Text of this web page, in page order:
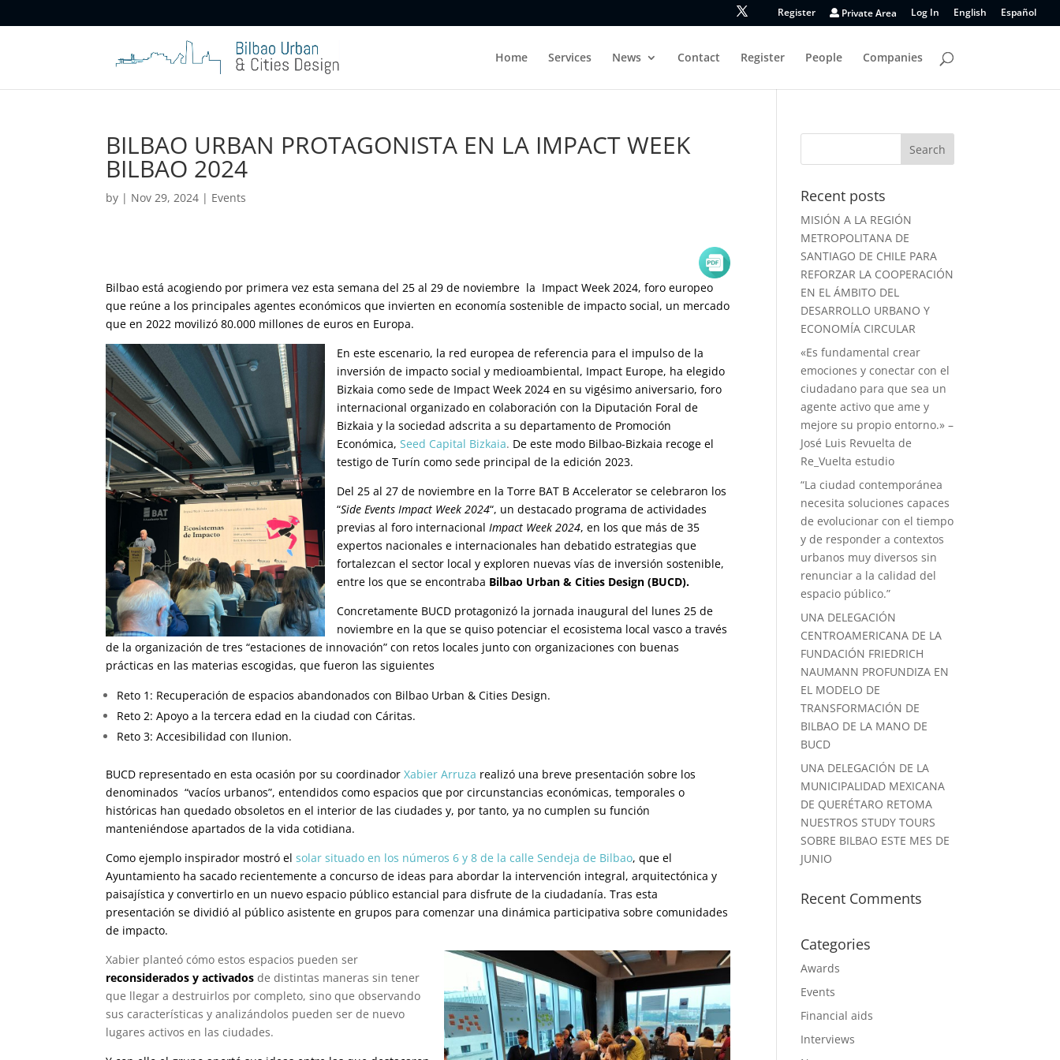
Register Private Area Log In English Español
Home Services News Contact Register People Companies
BILBAO URBAN PROTAGONISTA EN LA IMPACT WEEK
BILBAO 2024
by | Nov 29, 2024 | Events
Bilbao está acogiendo por primera vez esta semana del 25 al 29 de noviembre la Impact Week 2024, foro europeo
que reúne a los principales agentes económicos que invierten en economía sostenible de impacto social, un mercado
que en 2022 movilizó 80.000 millones de euros en Europa.
En este escenario, la red europea de referencia para el impulso de la
inversión de impacto social y medioambiental, Impact Europe, ha elegido
Bizkaia como sede de Impact Week 2024 en su vigésimo aniversario, foro
internacional organizado en colaboración con la Diputación Foral de
Bizkaia y la sociedad adscrita a su departamento de Promoción
Económica,Seed Capital Bizkaia. De este modo Bilbao-Bizkaia recoge el
testigo de Turín como sede principal de la edición 2023.
Del 25 al 27 de noviembre en la Torre BAT B Accelerator se celebraron los
“Side Events Impact Week 2024“, un destacado programa de actividades
previas al foro internacionalImpact Week 2024, en los que más de 35
expertos nacionales e internacionales han debatido estrategias que
fortalezcan el sector local y exploren nuevas vías de inversión sostenible,
entre los que se encontraba Bilbao Urban & Cities Design (BUCD).
Concretamente BUCD protagonizó la jornada inaugural del lunes 25 de
noviembre en la que se quiso potenciar el ecosistema local vasco a través
de la organización de tres “estaciones de innovación” con retos locales junto con organizaciones con buenas
prácticas en las materias escogidas, que fueron las siguientes
Reto 1: Recuperación de espacios abandonados con Bilbao Urban & Cities Design.
Reto 2: Apoyo a la tercera edad en la ciudad con Cáritas.
Reto 3: Accesibilidad con Ilunion.
BUCD representado en esta ocasión por su coordinadorXabier Arruza realizó una breve presentación sobre los
denominados “vacíos urbanos”, entendidos como espacios que por circunstancias económicas, temporales o
históricas han quedado obsoletos en el interior de las ciudades y, por tanto, ya no cumplen su función
manteniéndose apartados de la vida cotidiana.
Como ejemplo inspirador mostró elsolar situado en los números 6 y 8 de la calle Sendeja de Bilbao, que el
Ayuntamiento ha sacado recientemente a concurso de ideas para abordar la intervención integral, arquitectónica y
paisajística y convertirlo en un nuevo espacio público estancial para disfrute de la ciudadanía.Tras esta
presentación se dividió al público asistente en grupos para comenzar una dinámica participativa sobre comunidades
de impacto.
Xabier planteó cómo estosespacios pueden ser
reconsiderados y activados de distintas maneras sin tener
que llegar a destruirlos por completo, sino que observando
sus características y analizándolos pueden ser de nuevo
lugares activos en las ciudades.
Recent posts
MISIÓN A LA REGIÓN
METROPOLITANA DE
SANTIAGO DE CHILE PARA
REFORZAR LA COOPERACIÓN
EN EL ÁMBITO DEL
DESARROLLO URBANO Y
ECONOMÍA CIRCULAR
«Es fundamental crear
emociones y conectar con el
ciudadano para que sea un
agente activo que ame y
mejore su propio entorno.» –
José Luis Revuelta de
Re_Vuelta estudio
“La ciudad contemporánea
necesita soluciones capaces
de evolucionar con el tiempo
y de responder a contextos
urbanos muy diversos sin
renunciar a la calidad del
espacio público.”
UNA DELEGACIÓN
CENTROAMERICANA DE LA
FUNDACIÓN FRIEDRICH
NAUMANN PROFUNDIZA EN
EL MODELO DE
TRANSFORMACIÓN DE
BILBAO DE LA MANO DE
BUCD
UNA DELEGACIÓN DE LA
MUNICIPALIDAD MEXICANA
DE QUERÉTARO RETOMA
NUESTROS STUDY TOURS
SOBRE BILBAO ESTE MES DE
JUNIO
Recent Comments
Categories
Awards
Events
Financial aids
Interviews